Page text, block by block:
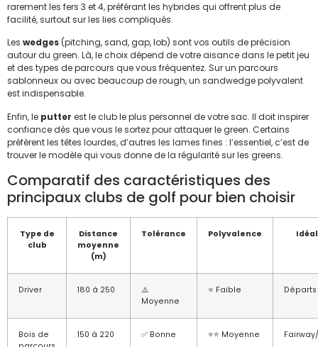
rarement les fers 3 et 4, préférant les hybrides qui offrent plus de
facilité, surtout sur les lies compliqués.
Les wedges (pitching, sand, gap, lob) sont vos outils de précision
autour du green. Là, le choix dépend de votre aisance dans le petit jeu
et des types de parcours que vous fréquentez. Sur un parcours
sablonneux ou avec beaucoup de rough, un sandwedge polyvalent
est indispensable.
Enfin, le putter est le club le plus personnel de votre sac. Il doit inspirer
confiance dès que vous le sortez pour attaquer le green. Certains
préfèrent les têtes lourdes, d’autres les lames fines : l’essentiel, c’est de
trouver le modèle qui vous donne de la régularité sur les greens.
Comparatif des caractéristiques des
principaux clubs de golf pour bien choisir
Type de
club
Distance
moyenne
(m)
Tolérance Polyvalence
Driver 180 à 250
⚠️
Moyenne
⭐ Faible
Bois de
150 à 220 ✅ Bonne ⭐⭐ Moyenne